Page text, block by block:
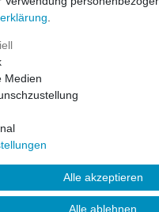
Medien
Alle akzeptieren
Alle ablehnen